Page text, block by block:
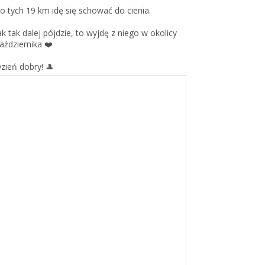
tych 19 km idę się schować do cienia.
tak dalej pójdzie, to wyjdę z niego w okolicy
❤️
dobry! 🎩